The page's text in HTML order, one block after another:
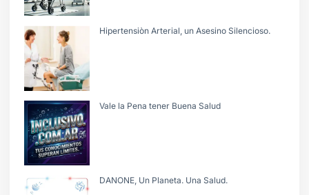
Hipertensiòn Arterial, un Asesino Silencioso.
Vale la Pena tener Buena Salud
DANONE, Un Planeta. Una Salud.